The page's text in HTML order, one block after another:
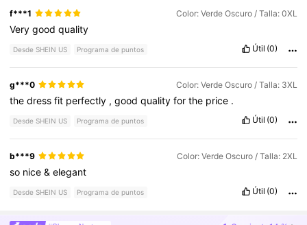
f***1 Color: Verde Oscuro / Talla: 0XL
Verygoodquality
Desde SHEIN US Programa de puntos Útil (0)
g***0 Color: Verde Oscuro / Talla: 3XL
thedressfit perfectly ,goodqualityforthe price .
Desde SHEIN US Programa de puntos Útil (0)
b***9 Color: Verde Oscuro / Talla: 2XL
so nice&elegant
Desde SHEIN US Programa de puntos Útil (0)